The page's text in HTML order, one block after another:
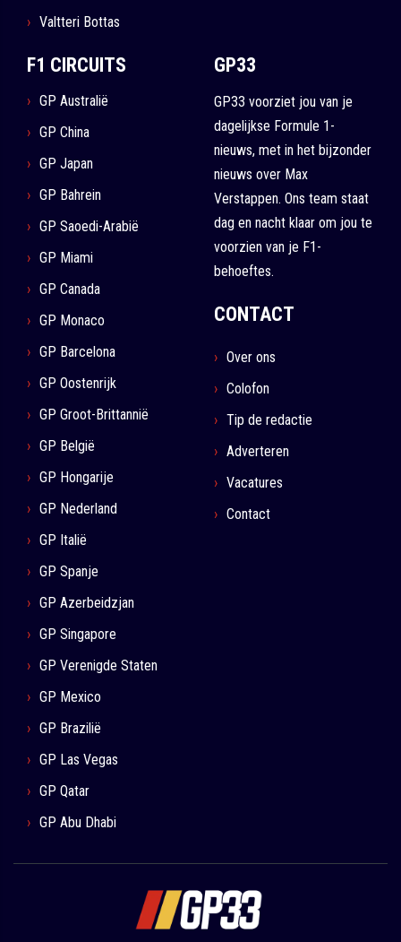
Valtteri Bottas
F1 CIRCUITS
GP Australië
GP China
GP Japan
GP Bahrein
GP Saoedi-Arabië
GP Miami
GP Canada
GP Monaco
GP Barcelona
GP Oostenrijk
GP Groot-Brittannië
GP België
GP Hongarije
GP Nederland
GP Italië
GP Spanje
GP Azerbeidzjan
GP Singapore
GP Verenigde Staten
GP Mexico
GP Brazilië
GP Las Vegas
GP Qatar
GP Abu Dhabi
GP33
GP33 voorziet jou van je
dagelijkse Formule 1-
nieuws, met in het bijzonder
nieuws over Max
Verstappen. Ons team staat
dag en nacht klaar om jou te
voorzien van je F1-
behoeftes.
CONTACT
Over ons
Colofon
Tip de redactie
Adverteren
Vacatures
Contact